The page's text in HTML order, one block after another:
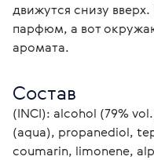
движутся снизу
парфюм, а вот
аромата.
Состав
(INCI): alcohol (79%
(aqua), propanediol,
coumarin, limonene,